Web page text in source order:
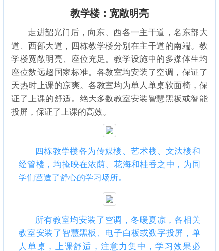
教学楼：宽敞明亮
走进韶光门后，向东、西各一主干道，名东部大
道、西部大道，四栋教学楼分别在主干道的南端。教
学楼宽敞明亮、座位充足。教学设施中的多媒体生均
座位数远超国家标准。各教室均安装了空调，保证了
天热时上课的凉爽。各教室均为单人单桌软面椅，保
证了上课的舒适。绝大多数教室安装智慧黑板或智能
投屏，保证了上课的高效。
四栋教学楼各为传媒楼、艺术楼、文法楼和
经管楼，均掩映在浓荫、花海和桂香之中，为同
学们营造了舒心的学习场所。
所有教室均安装了空调，冬暖夏凉，各相关
教室安装了智慧黑板、电子白板或数字投屏，单
人单桌，上课舒适，注意力集中，学习效果必